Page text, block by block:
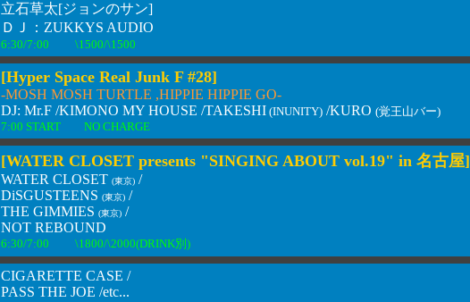
立石草太[ジョンのサン]
ＤＪ：ZUKKYS AUDIO
6:30/7:00 \1500/\1500
[Hyper Space Real Junk F #28]
-MOSH MOSH TURTLE ,HIPPIE HIPPIE GO-
DJ: Mr.F /KIMONO MY HOUSE /TAKESHI (INUNITY) /KURO (覚王山バー)
7:00 START NO CHARGE
[WATER CLOSET presents "SINGING ABOUT vol.19" in 名古屋]
WATER CLOSET (東京) /
DiSGUSTEENS (東京) /
THE GIMMIES (東京) /
NOT REBOUND
6:30/7:00 \1800/\2000(DRINK別)
CIGARETTE CASE /
PASS THE JOE /etc...